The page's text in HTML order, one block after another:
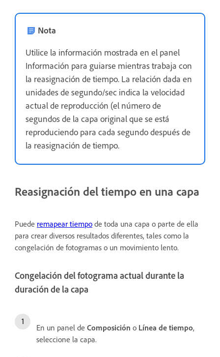
Nota
Utilice la información mostrada en el panel
Información para guiarse mientras trabaja con
la reasignación de tiempo. La relación dada en
unidades de segundo/sec indica la velocidad
actual de reproducción (el número de
segundos de la capa original que se está
reproduciendo para cada segundo después de
la reasignación de tiempo.
Reasignación del tiempo en una capa
Puede remapear tiempo de toda una capa o parte de ella
para crear diversos resultados diferentes, tales como la
congelación de fotogramas o un movimiento lento.
Congelación del fotograma actual durante la
duración de la capa
En un panel de Composición o Línea de tiempo,
seleccione la capa.